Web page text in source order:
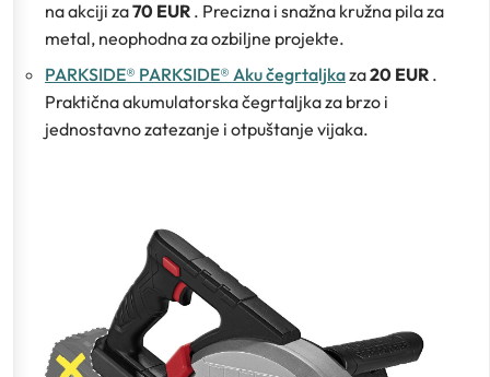
na akciji za70 EUR . Precizna i snažna kružna pila za
metal, neophodna za ozbiljne projekte.
PARKSIDE® PARKSIDE® Aku čegrtaljkaza20 EUR .
Praktična akumulatorska čegrtaljka za brzo i
jednostavno zatezanje i otpuštanje vijaka.